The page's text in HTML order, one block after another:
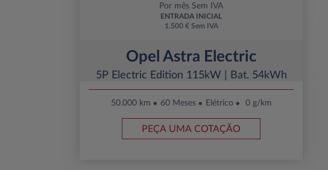
Por mês Sem IVA
ENTRADA INICIAL
1.500 € Sem IVA
Opel Astra Electric
5P Electric Edition 115kW | Bat. 54kWh
50.000 km 60 Meses Elétrico 0 g/km
PEÇA UMA COTAÇÃO